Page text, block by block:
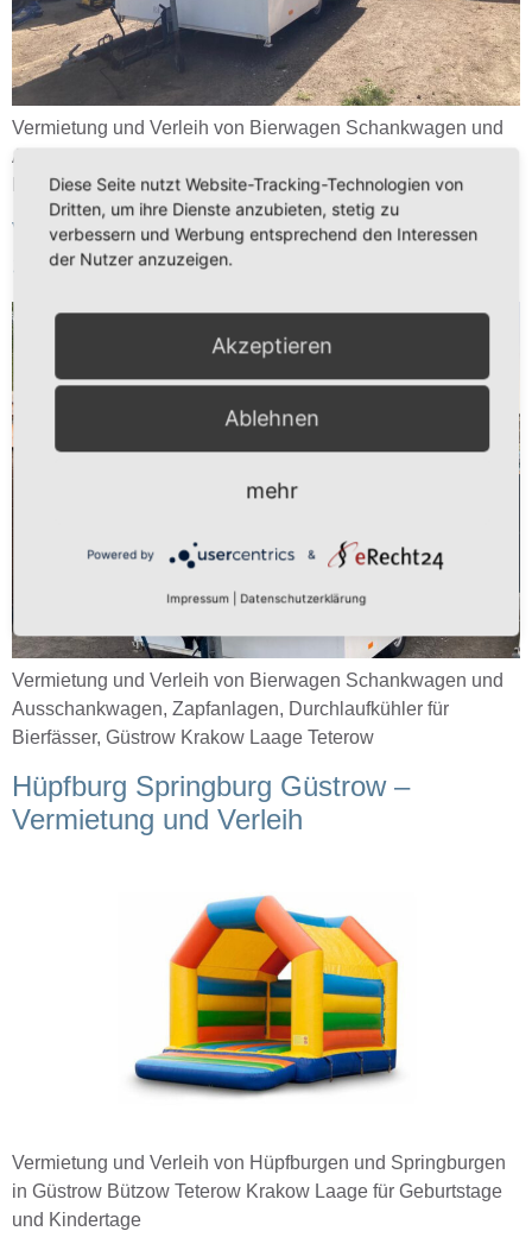
Vermietung und Verleih von Bierwagen Schankwagen und
Ausschankwagen, Zapfanlagen, Durchlaufkühler für
Bierfässer, Güstrow Krakow Laage Teterow
Vermietung und Verleih von Bierwagen /
Schankwagen / Ausschankwagen
Vermietung und Verleih von Bierwagen Schankwagen und
Ausschankwagen, Zapfanlagen, Durchlaufkühler für
Bierfässer, Güstrow Krakow Laage Teterow
Hüpfburg Springburg Güstrow –
Vermietung und Verleih
Vermietung und Verleih von Hüpfburgen und Springburgen
in Güstrow Bützow Teterow Krakow Laage für Geburtstage
und Kindertage
Diese Seite nutzt Website-Tracking-Technologien von
Dritten, um ihre Dienste anzubieten, stetig zu
verbessern und Werbung entsprechend den Interessen
der Nutzer anzuzeigen.
Akzeptieren
Ablehnen
mehr
Powered by &
Impressum Datenschutzerklärung